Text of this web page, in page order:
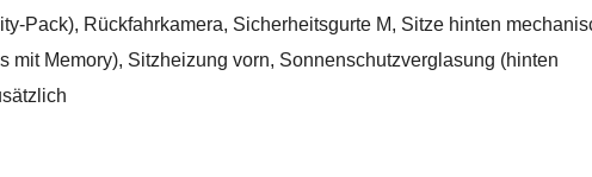
Pack), Rückfahrkamera, Sicherheitsgurte M, Sitze hinten
mit Memory), Sitzheizung vorn, Sonnenschutzverglasung (hinten